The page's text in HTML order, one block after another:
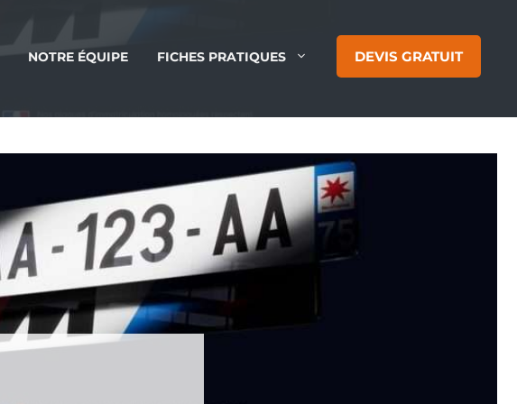
NOTRE ÉQUIPE FICHES PRATIQUES DEVIS GRATUIT